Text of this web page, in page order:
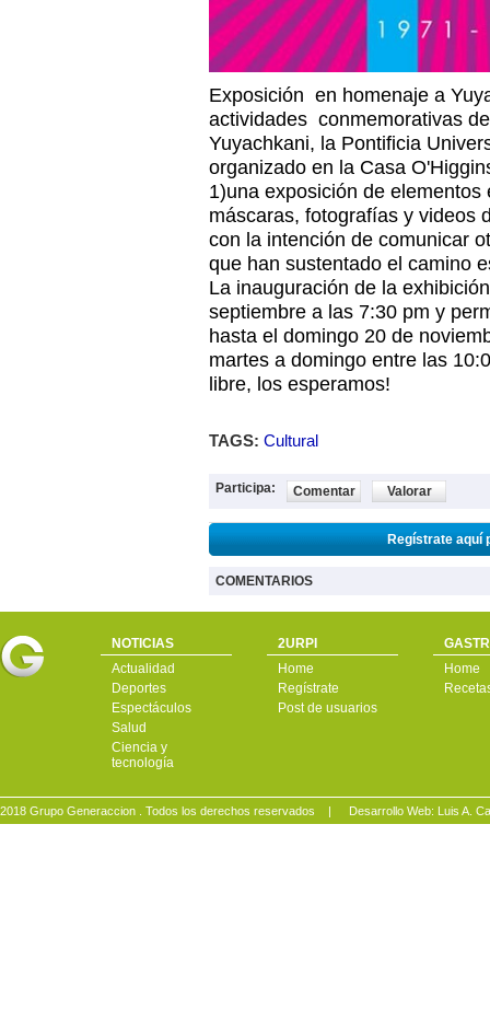
Exposición en homenaje a
actividades conmemorativas
Yuyachkani, la Pontificia
organizado en la Casa
1)una exposición de
máscaras, fotografías y videos
con la intención de comunicar
que han sustentado el camino
La inauguración de la
septiembre a las 7:30 pm y
hasta el domingo 20 de
martes a domingo entre las
libre, los esperamos!
TAGS: Cultural
Participa: Comentar Valorar
Regístrate aquí
COMENTARIOS
NOTICIAS
Actualidad
Deportes
Espectáculos
Salud
Ciencia y
tecnología
2URPI
Home
Regístrate
Post de usuarios
Home
2018 Grupo Generaccion . Todos los derechos reservados | Desarrollo Web: Luis